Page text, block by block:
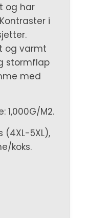
og har
i
og varmt
stormflap
med
1,000G/M2.
(4XL-5XL),
koks.